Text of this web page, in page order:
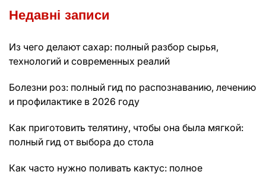
Недавні записи
Из чего делают сахар: полный разбор сырья,
технологий и современных реалий
Болезни роз: полный гид по распознаванию, лечению
и профилактике в 2026 году
Как приготовить телятину, чтобы она была мягкой:
полный гид от выбора до стола
Как часто нужно поливать кактус: полное